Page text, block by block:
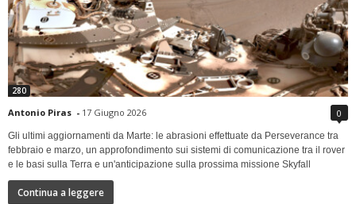
280
Antonio Piras - 17 Giugno 2026 0
Gli ultimi aggiornamenti da Marte: le abrasioni effettuate da Perseverance tra
febbraio e marzo, un approfondimento sui sistemi di comunicazione tra il rover
e le basi sulla Terra e un'anticipazione sulla prossima missione Skyfall
Continua a leggere